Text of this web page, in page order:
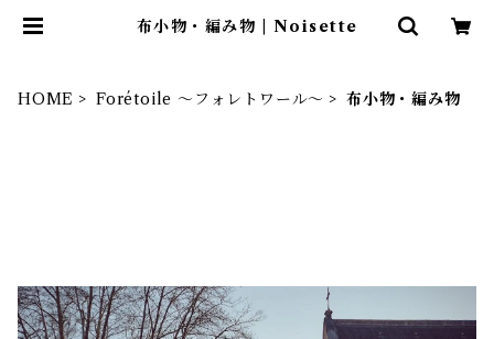
布小物・編み物 | Noisette
HOME Forétoile ～フォレトワール～ 布小物・編み物